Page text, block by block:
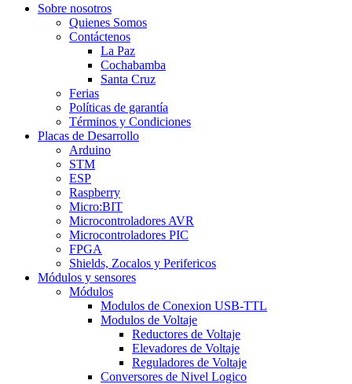
Sobre nosotros
Quienes Somos
Contáctenos
La Paz
Cochabamba
Santa Cruz
Ferias
Políticas de garantía
Términos y Condiciones
Placas de Desarrollo
Arduino
STM
ESP
Raspberry
Micro:BIT
Microcontroladores AVR
Microcontroladores PIC
FPGA
Shields, Zocalos y Perifericos
Módulos y sensores
Módulos
Modulos de Conexion USB-TTL
Modulos de Voltaje
Reductores de Voltaje
Elevadores de Voltaje
Reguladores de Voltaje
Conversores de Nivel Logico